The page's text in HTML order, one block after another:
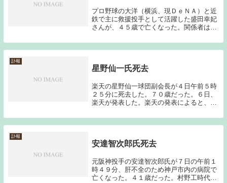
プロ野球の大洋（横浜、現ＤｅＮＡ）と近
鉄で主に救援投手として活躍した盛田幸妃
さんが、４５歳で亡くなった。関係者は、
リリーバー」と呼ばれた右腕の早すぎる死
を悼んだ。（毎日新聞引用）今年は年始に
訃報
星野仙一氏死去
楽天の星野仙一球団副会長が４日午前５時
２５分に死去した。７０歳だった。６日、
楽天が発表した。楽天の発表によると、星
を発症したことをきっかけに膵臓（すいぞ
う）がんであることが判明。その後、体調
訃報
安達智次郎氏死去
元阪神投手の安達智次郎氏が７日の午前１
時４９分、肝不全のため神戸市内の病院で
亡くなった。４１歳だった。村野工時代に